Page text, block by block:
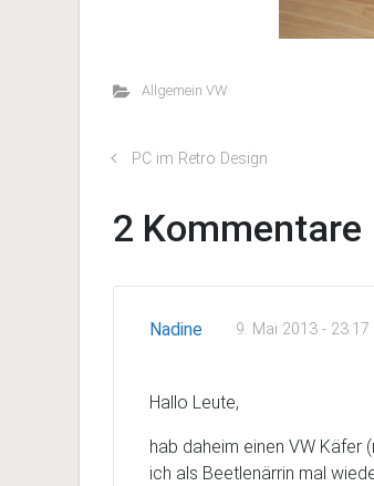
Allgemein VW
PC im Retro Design
2 Kommentare
Nadine 9. Mai 2013 - 23:17
Hallo Leute,
hab daheim einen VW Käfer
ich als Beetlenärrin mal